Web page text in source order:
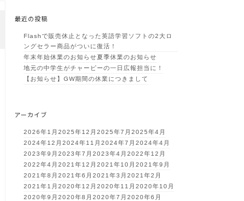
最近の投稿
Flashで販売休止となった英語学習ソフトの2大ロ
ングセラー商品がついに復活！
年末年始休業のお知らせ夏季休業のお知らせ
地元の中学生がチャーピーの一日広報担当に！
【お知らせ】GW期間の休業につきまして
アーカイブ
2026年1月 2025年12月 2025年7月 2025年4月
2024年12月 2024年11月 2024年7月 2024年4月
2023年9月 2023年7月 2023年4月 2022年12月
2022年4月 2021年12月 2021年10月 2021年9月
2021年8月 2021年6月 2021年3月 2021年2月
2021年1月 2020年12月 2020年11月 2020年10月
2020年9月 2020年8月 2020年7月 2020年6月